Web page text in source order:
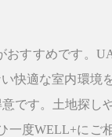
おすすめです。
い快適な室内環境
です。土地探し
一度WELL+にご